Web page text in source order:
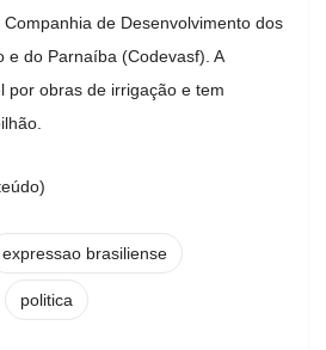
de Desenvolvimento dos
e do Parnaíba (Codevasf). A
por obras de irrigação e tem
expressao brasiliense
politica